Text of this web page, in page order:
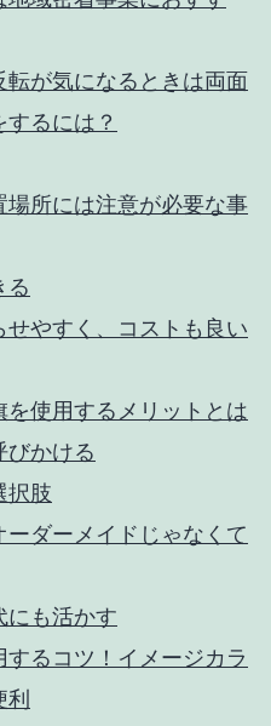
が気になるときは両面
るには？
所には注意が必要な事
る
やすく、コストも良い
使用するメリットとは
びかける
択肢
ダーメイドじゃなくて
にも活かす
るコツ！イメージカラ